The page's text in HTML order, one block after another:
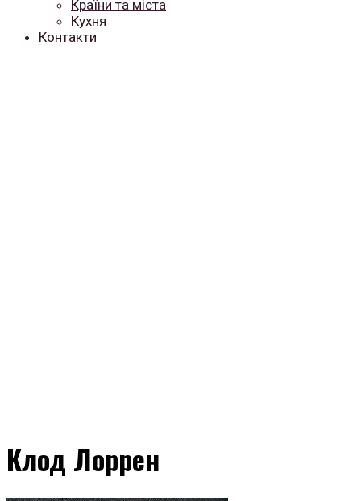
Країни та міста
Кухня
Контакти
Клод Лоррен